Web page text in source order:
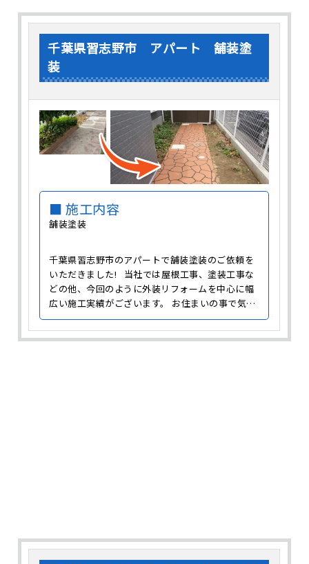
千葉県習志野市 アパート 舗装塗
装
■ 施工内容
舗装塗装
千葉県習志野市のアパートで舗装塗装のご依頼を
いただきました! 当社では屋根工事、塗装工事な
どの他、今回のように外装リフォームを中心に幅
広い施工実績がございます。 お住まいの事で気に
なる事がございましたら、お気軽にご相談くださ
い。 さて、今回の施工させていただいたアスフ